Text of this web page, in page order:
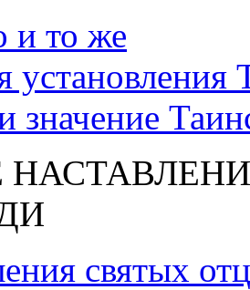
и то же
установления
значение
святых